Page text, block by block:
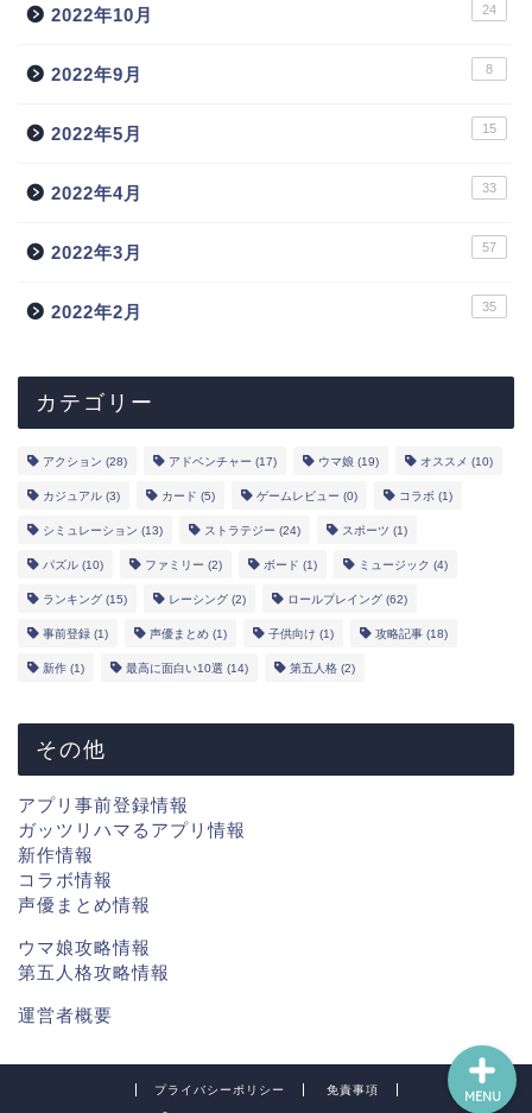
2022年10月 24
2022年9月 8
2022年5月 15
2022年4月 33
2022年3月 57
2022年2月 35
カテゴリー
アクション (28) アドベンチャー (17) ウマ娘 (19) オススメ (10)
カジュアル (3) カード (5) ゲームレビュー (0) コラボ (1)
シミュレーション (13) ストラテジー (24) スポーツ (1)
パズル (10) ファミリー (2) ボード (1) ミュージック (4)
ランキング (15) レーシング (2) ロールプレイング (62)
事前登録 (1) 声優まとめ (1) 子供向け (1) 攻略記事 (18)
新作 (1) 最高に面白い10選 (14) 第五人格 (2)
その他
アプリ事前登録情報
ガッツリハマるアプリ情報
新作情報
コラボ情報
声優まとめ情報
ウマ娘攻略情報
第五人格攻略情報
運営者概要
プライバシーポリシー 免責事項 MENU
トップ
新作